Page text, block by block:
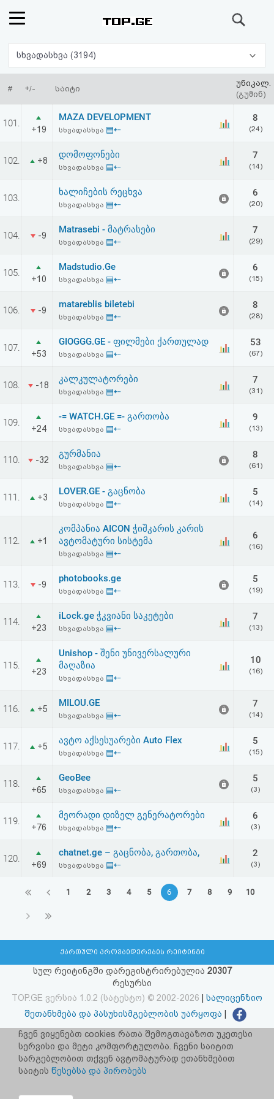
რეიტინგი
(მთავარი)
ფოსტა
პასუხი
ავტორიზაცია
რეგისტრაცია
პაროლის
აღდგენა
HTML
კოდი
შეთანხმება
უარყოფა
სხვადასხვა (3194)
# +/- საიტი
უნიკალ.
(გუშინ)
101.
+19
MAZA DEVELOPMENT
სხვადასხვა ▤⇠
8
(24)
102. +8
დომოფონები
სხვადასხვა ▤⇠
7
(14)
103.
ხალიჩების რეცხვა
სხვადასხვა ▤⇠
6
(20)
104. -9
Matrasebi - მატრასები
სხვადასხვა ▤⇠
7
(29)
105.
+10
Madstudio.Ge
სხვადასხვა ▤⇠
6
(15)
106. -9
matareblis biletebi
სხვადასხვა ▤⇠
8
(28)
107.
+53
GIOGGG.GE - ფილმები ქართულად
სხვადასხვა ▤⇠
53
(67)
108. -18
კალკულატორები
სხვადასხვა ▤⇠
7
(31)
109.
+24
-= WATCH.GE =- გართობა
სხვადასხვა ▤⇠
9
(13)
110. -32
გურმანია
სხვადასხვა ▤⇠
8
(61)
111. +3
LOVER.GE - გაცნობა
სხვადასხვა ▤⇠
5
(14)
112. +1
კომპანია AICON ჭიშკარის კარის
ავტომატური სისტემა
სხვადასხვა ▤⇠
6
(16)
113. -9
photobooks.ge
სხვადასხვა ▤⇠
5
(19)
114.
+23
iLock.ge ჭკვიანი საკეტები
სხვადასხვა ▤⇠
7
(13)
115.
+23
Unishop - შენი უნივერსალური
მაღაზია
სხვადასხვა ▤⇠
10
(16)
116. +5
MILOU.GE
სხვადასხვა ▤⇠
7
(14)
117. +5
ავტო აქსესუარები Auto Flex
სხვადასხვა ▤⇠
5
(15)
118.
+65
GeoBee
სხვადასხვა ▤⇠
5
(3)
119.
+76
მეორადი დიზელ გენერატორები
სხვადასხვა ▤⇠
6
(3)
120.
+69
chatnet.ge – გაცნობა, გართობა,
სხვადასხვა ▤⇠
2
(3)
1 2 3 4 5 6 7 8 9 10
ქართული პროვაიდერების რეიტინგი
სულ რეიტინგში დარეგისტრირებულია 20307
რესურსი
TOP.GE ვერსია 1.0.2 (სატესტო) © 2002-2026
სალიცენზიო
შეთანხმება და პასუხისმგებლობის უარყოფა
facebook.com/TOP.GE
იხილეთ TOP.GE - ის ძველი ვერსია ბმულზე
ჩვენ ვიყენებთ cookies რათა შემოგთავაზოთ უკეთესი
სერვისი და მეტი კომფორტულობა. ჩვენი საიტით
სარგებლობით თქვენ ავტომატურად ეთანხმებით
საიტის წესებსა და პირობებს